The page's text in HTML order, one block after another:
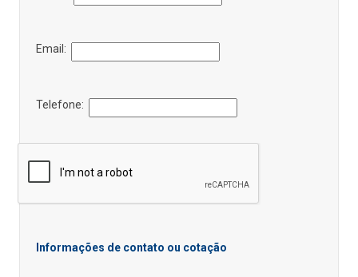
Email:
Telefone:
Informações de contato ou cotação